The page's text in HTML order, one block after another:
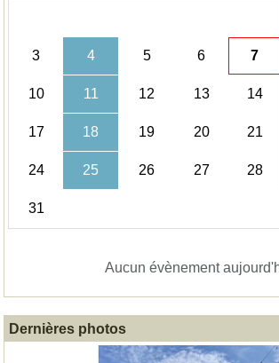
3 4 5 6 7
10 11 12 13 14
17 18 19 20 21
24 25 26 27 28
31
Aucun évènement
Dernières photos